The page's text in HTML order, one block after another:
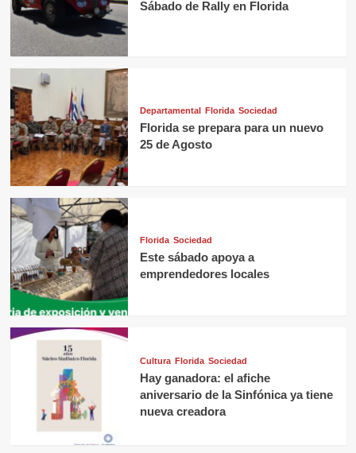
Sábado de Rally en Florida
Departamental Florida Sociedad
Florida se prepara para un nuevo
25 de Agosto
Florida Sociedad
Este sábado apoya a
emprendedores locales
Cultura Florida Sociedad
Hay ganadora: el afiche
aniversario de la Sinfónica ya tiene
nueva creadora